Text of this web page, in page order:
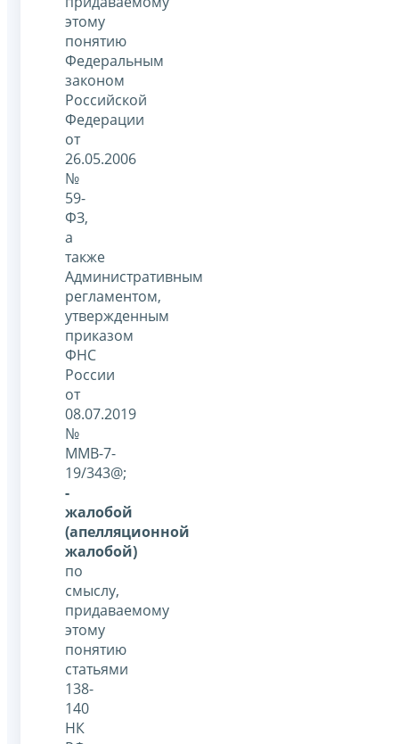
этому
понятию
Федеральным
законом
Российской
Федерации
от
26.05.2006
№
59-
ФЗ,
а
также
Административным
регламентом,
утвержденным
приказом
ФНС
России
от
08.07.2019
№
ММВ-7-
19/343@;
-
жалобой
(апелляционной
жалобой)
по
смыслу,
придаваемому
этому
понятию
статьями
138-
140
НК